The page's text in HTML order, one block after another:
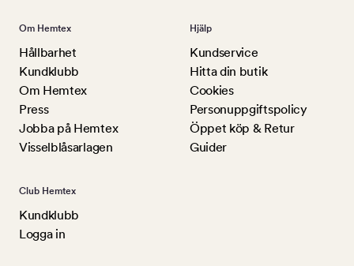
Om Hemtex
Hållbarhet
Kundklubb
Om Hemtex
Press
Jobba på Hemtex
Visselblåsarlagen
Hjälp
Kundservice
Hitta din butik
Cookies
Personuppgiftspolicy
Öppet köp & Retur
Guider
Club Hemtex
Kundklubb
Logga in